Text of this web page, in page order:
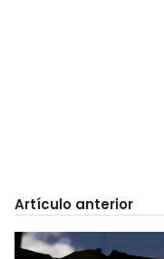
Artículo anterior